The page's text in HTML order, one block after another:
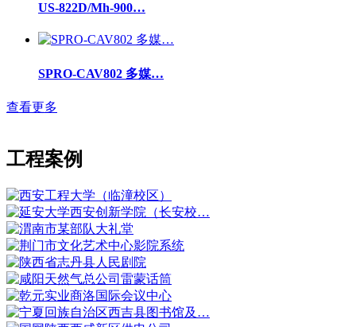
US-822D/Mh-900…
SPRO-CAV802 多媒…
查看更多
工程案例